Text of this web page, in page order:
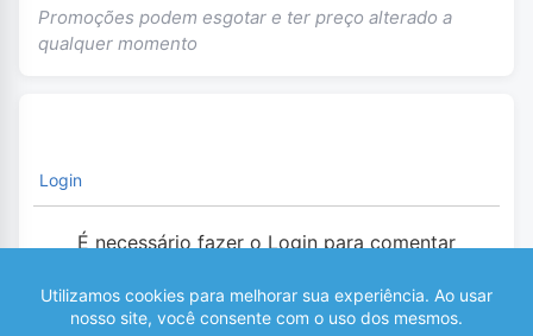
Promoções podem esgotar e ter preço alterado a
qualquer momento
Login
É necessário fazer o Login para comentar
0 COMENTÁRIOS